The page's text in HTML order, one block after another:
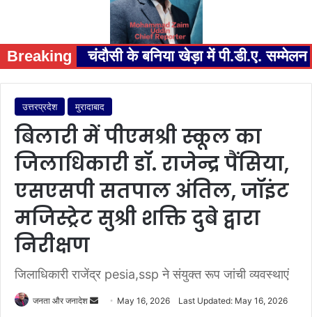
Breaking चंदौसी के बनिया खेड़ा में पी.डी.ए.
उत्तरप्रदेश मुरादाबाद
बिलारी में पीएमश्री स्कूल का
जिलाधिकारी डॉ. राजेन्द्र पैंसिया,
एसएसपी सतपाल अंतिल, जॉइंट
मजिस्ट्रेट सुश्री शक्ति दुबे द्वारा
निरीक्षण
जिलाधिकारी राजेंद्र pesia,ssp ने संयुक्त रूप जांची व्यवस्थाएं
जनता और जनादेश May 16, 2026 Last Updated: May 16, 2026